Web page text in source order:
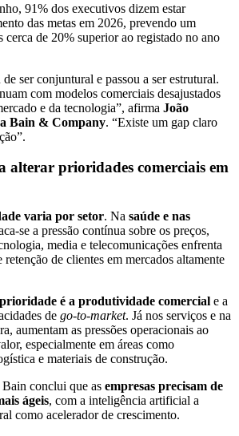
91% dos executivos dizem estar
das metas em 2026, prevendo um
cerca de 20% superior ao registado no ano
ser conjuntural e passou a ser estrutural.
com modelos comerciais desajustados
e da tecnologia”, afirma João
Bain & Company. “Existe um gap claro
alterar prioridades comerciais em
varia por setor. Na saúde e nas
se a pressão contínua sobre os preços,
media e telecomunicações enfrenta
retenção de clientes em mercados altamente
prioridade é a produtividade comercial e a
de go-to-market. Já nos serviços e na
aumentam as pressões operacionais ao
especialmente em áreas como
e materiais de construção.
Bain conclui que as empresas precisam de
ágeis, com a inteligência artificial a
como acelerador de crescimento.